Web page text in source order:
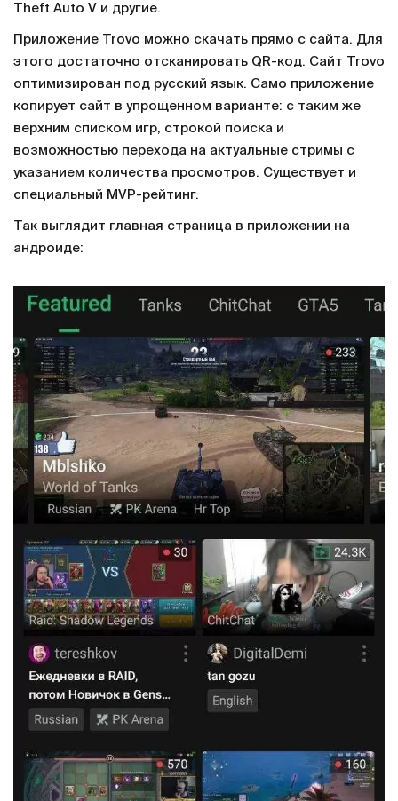
Theft Auto V и другие.
Приложение Trovo можно скачать прямо с сайта. Для
этого достаточно отсканировать QR-код. Сайт Trovo
оптимизирован под русский язык. Само приложение
копирует сайт в упрощенном варианте: с таким же
верхним списком игр, строкой поиска и
возможностью перехода на актуальные стримы с
указанием количества просмотров. Существует и
специальный MVP-рейтинг.
Так выглядит главная страница в приложении на
андроиде: